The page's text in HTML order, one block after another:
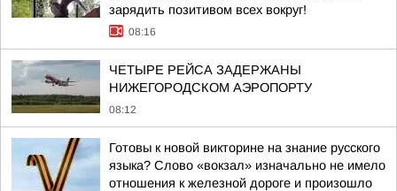
зарядить позитивом всех вокруг!
08:16
ЧЕТЫРЕ РЕЙСА ЗАДЕРЖАНЫ
НИЖЕГОРОДСКОМ АЭРОПОРТУ
08:12
Готовы к новой викторине на знание русского
языка? Слово «вокзал» изначально не имело
отношения к железной дороге и произошло